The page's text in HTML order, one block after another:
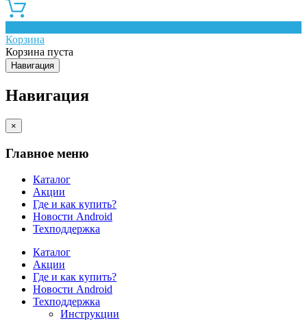
Корзина
Корзина пуста
Навигация
Навигация
×
Главное меню
Каталог
Акции
Где и как купить?
Новости Android
Техподдержка
Каталог
Акции
Где и как купить?
Новости Android
Техподдержка
Инструкции